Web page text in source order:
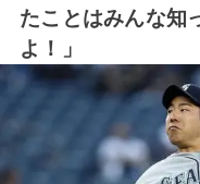
たことはみんな知
よ！」